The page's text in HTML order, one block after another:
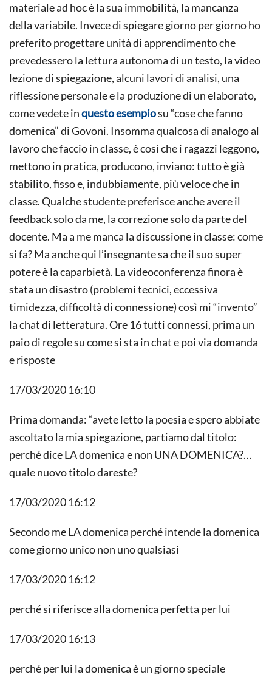
materiale ad hoc è la sua immobilità, la mancanza
della variabile. Invece di spiegare giorno per giorno ho
preferito progettare unità di apprendimento che
prevedessero la lettura autonoma di un testo, la video
lezione di spiegazione, alcuni lavori di analisi, una
riflessione personale e la produzione di un elaborato,
come vedete inquesto esempiosu “cose che fanno
domenica” di Govoni. Insomma qualcosa di analogo al
lavoro che faccio in classe, è così che i ragazzi leggono,
mettono in pratica, producono, inviano: tutto è già
stabilito, fisso e, indubbiamente, più veloce che in
classe. Qualche studente preferisce anche avere il
feedback solo da me, la correzione solo da parte del
docente. Ma a me manca la discussione in classe: come
si fa? Ma anche qui l’insegnante sa che il suo super
potere è la caparbietà. La videoconferenza finora è
stata un disastro (problemi tecnici, eccessiva
timidezza, difficoltà di connessione) così mi “invento”
la chat di letteratura. Ore 16 tutti connessi, prima un
paio di regole su come si sta in chat e poi via domanda
e risposte
17/03/2020 16:10
Prima domanda: “avete letto la poesia e spero abbiate
ascoltato la mia spiegazione, partiamo dal titolo:
perché dice LA domenica e non UNA DOMENICA?…
quale nuovo titolo dareste?
17/03/2020 16:12
Secondo me LA domenica perché intende la domenica
come giorno unico non uno qualsiasi
17/03/2020 16:12
perché si riferisce alla domenica perfetta per lui
17/03/2020 16:13
perché per lui la domenica è un giorno speciale